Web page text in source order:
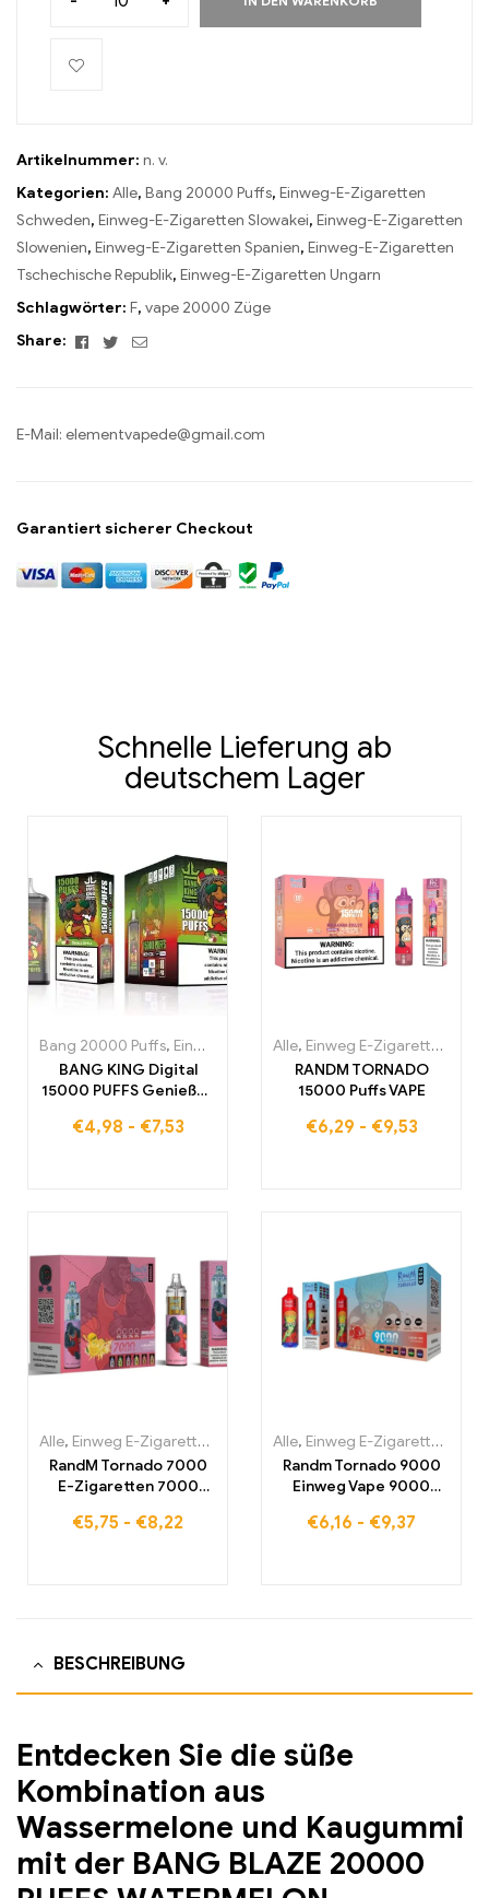
Artikelnummer: n. v.
Kategorien: Alle, Bang 20000 Puffs, Einweg-E-Zigaretten
Schweden, Einweg-E-Zigaretten Slowakei, Einweg-E-Zigaretten
Slowenien, Einweg-E-Zigaretten Spanien, Einweg-E-Zigaretten
Tschechische Republik, Einweg-E-Zigaretten Ungarn
Schlagwörter: F, vape 20000 Züge
Share:
Facebook
TwitterEmail
E-Mail: elementvapede@gmail.com
Garantiert sicherer Checkout
Schnelle Lieferung ab
deutschem Lager
Bang 20000 Puffs, Einweg E-Zigaretten ,Einweg-E-Zigaretten
BANG KING Digital
15000 PUFFS Genießen
Nebelungserlebnis
€4,98 - €7,53
Alle, Einweg E-Zigaretten
RANDM TORNADO
15000 Puffs VAPE
€6,29 - €9,53
Alle, Einweg E-Zigaretten Einweg-E-Zigaretten Belgien,
RandM Tornado 7000
E-Zigaretten 7000
lagerraum
€5,75 - €8,22
Alle, Einweg E-Zigaretten
Randm Tornado 9000
Einweg Vape 9000
€6,16 - €9,37
BESCHREIBUNG
Entdecken Sie die süße
Kombination aus
Wassermelone und Kaugummi
mit der BANG BLAZE 20000